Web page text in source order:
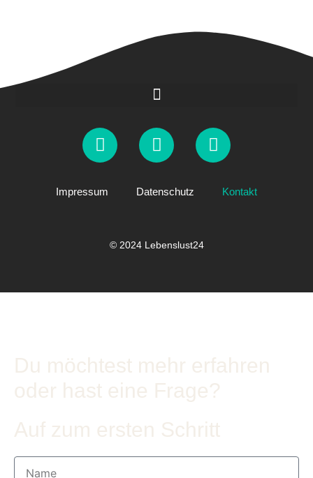
Impressum Datenschutz Kontakt
© 2024 Lebenslust24
Du möchtest mehr erfahren
oder hast eine Frage?
Auf zum ersten Schritt